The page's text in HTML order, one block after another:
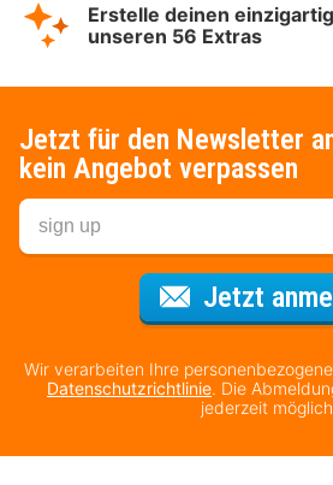
Erstelle deinen
unseren 56 Extras
Jetzt für den Newsletter
kein Angebot verpassen
Jetzt
Wir verarbeiten Ihre
Datenschutzrichtlinie. Die
jederzeit